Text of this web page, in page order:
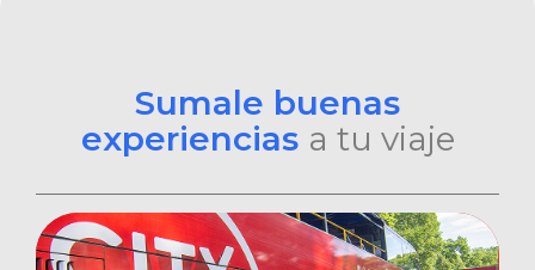
Sumale buenas
experiencias a tu viaje